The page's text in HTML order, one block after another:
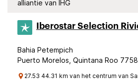
alliantie van IHG
Iberostar Selection​
Bahia Petempich
Puerto Morelos, Quintana Roo
27.53 44.31 km van het centrum van